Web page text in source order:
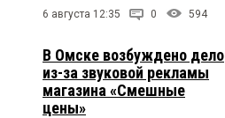
6 августа 12:35 0 594
В Омске возбуждено дело
из-за звуковой рекламы
магазина «Смешные
цены»